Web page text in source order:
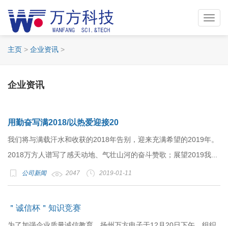
主页 > 企业资讯 >
企业资讯
用勤奋写满2018/以热爱迎接20
我们将与满载汗水和收获的2018年告别，迎来充满希望的2019年。
2018万方人谱写了感天动地、气壮山河的奋斗赞歌；展望2019我...
公司新闻 2047 2019-01-11
＂诚信杯＂知识竞赛